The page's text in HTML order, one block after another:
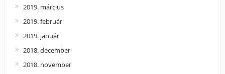
2019. március
2019. február
2019. január
2018. december
2018. november